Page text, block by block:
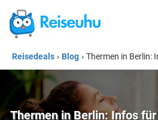
GUTSCHEINE
Reisedeals › Blog › Thermen in Berlin:
Thermen in Berlin: Infos